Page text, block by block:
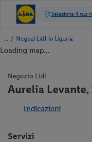
/ Negozi Lidl in Liguria
Loading map...
Negozio Lidl
Aurelia Levante,
Indicazioni
Servizi